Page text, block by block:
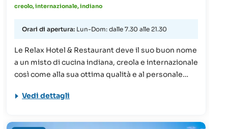
creolo, internazionale, indiano
Orari di apertura: Lun-Dom: dalle 7.30 alle 21.30
Le Relax Hotel & Restaurant deve il suo buon nome
a un misto di cucina indiana, creola e internazionale
così come alla sua ottima qualità e al personale
indimenticabile dovete assolutamente provare
Vedi dettagli